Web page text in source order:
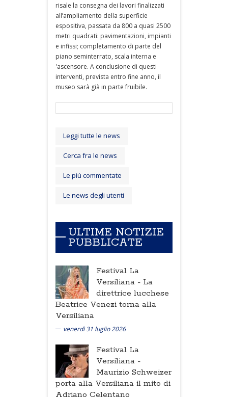
risale la consegna dei lavori finalizzati
all’ampliamento della superficie
espositiva, passata da 800 a quasi 2500
metri quadrati: pavimentazioni, impianti
e infissi; completamento di parte del
piano seminterrato, scala interna e
'ascensore. A conclusione di questi
interventi, prevista entro fine anno, il
museo sarà già in parte fruibile.
Leggi tutte le news
Cerca fra le news
Le più commentate
Le news degli utenti
ULTIME NOTIZIE
PUBBLICATE
Festival La
Versiliana - La
direttrice lucchese
Beatrice Venezi torna alla
Versiliana
venerdì 31 luglio 2026
Festival La
Versiliana -
Maurizio Schweizer
porta alla Versiliana il mito di
Adriano Celentano